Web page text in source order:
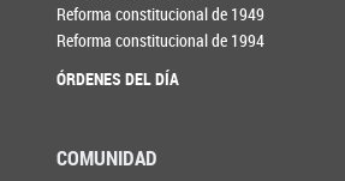
Reforma constitucional de 1949
Reforma constitucional de 1994
ÓRDENES DEL DÍA
COMUNIDAD